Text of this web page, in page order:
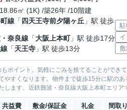
㎡ (1K) /築26年 /10階建
線 「 四天王寺前夕陽ヶ丘 」駅 徒歩
奈良線 「大阪上本町」駅 徒歩17分
「天王寺 」駅 徒歩13分
ポイント。気軽にごみを捨てることができ
やすくなります。物件まで徒歩15分に駅の
します。近鉄難波・奈良線大阪上本町エリア
共益費 敷金/保証金 礼金 間取り